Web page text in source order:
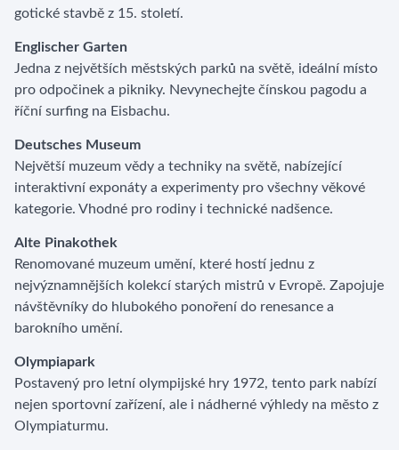
gotické stavbě z 15. století.
Englischer Garten
Jedna z největších městských parků na světě, ideální místo
pro odpočinek a pikniky. Nevynechejte čínskou pagodu a
říční surfing na Eisbachu.
Deutsches Museum
Největší muzeum vědy a techniky na světě, nabízející
interaktivní exponáty a experimenty pro všechny věkové
kategorie. Vhodné pro rodiny i technické nadšence.
Alte Pinakothek
Renomované muzeum umění, které hostí jednu z
nejvýznamnějších kolekcí starých mistrů v Evropě. Zapojuje
návštěvníky do hlubokého ponoření do renesance a
barokního umění.
Olympiapark
Postavený pro letní olympijské hry 1972, tento park nabízí
nejen sportovní zařízení, ale i nádherné výhledy na město z
Olympiaturmu.